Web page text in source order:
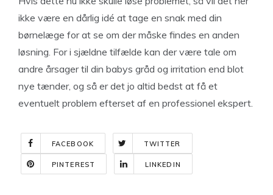
ikke være en dårlig idé at tage en snak med din
børnelæge for at se om der måske findes en anden
løsning. For i sjældne tilfælde kan der være tale om
andre årsager til din babys gråd og irritation end blot
nye tænder, og så er det jo altid bedst at få et
eventuelt problem efterset af en professionel ekspert.
FACEBOOK TWITTER
PINTEREST LINKEDIN